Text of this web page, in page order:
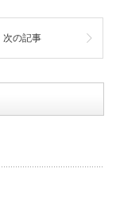
次の記事